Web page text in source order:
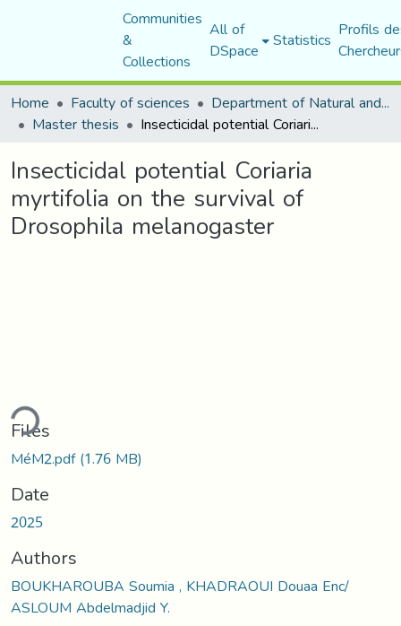
Communities
&
Collections
All of
DSpace Statistics Profils
Home
Faculty of sciences Department of Natural and Life Sciences
Master thesis Insecticidal potential Coriaria myrtifolia on the survival of Drosophila melanogaster
Insecticidal potential Coriaria
myrtifolia on the survival of
Drosophila melanogaster
Files
MéM2.pdf(1.76 MB)
Date
2025
Authors
BOUKHAROUBA Soumia , KHADRAOUI Douaa Enc/
ASLOUM Abdelmadjid Y.